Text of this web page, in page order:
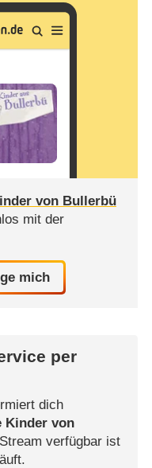
von Bullerbü
mit der
mich
per
dich
Kinder von
verfügbar ist